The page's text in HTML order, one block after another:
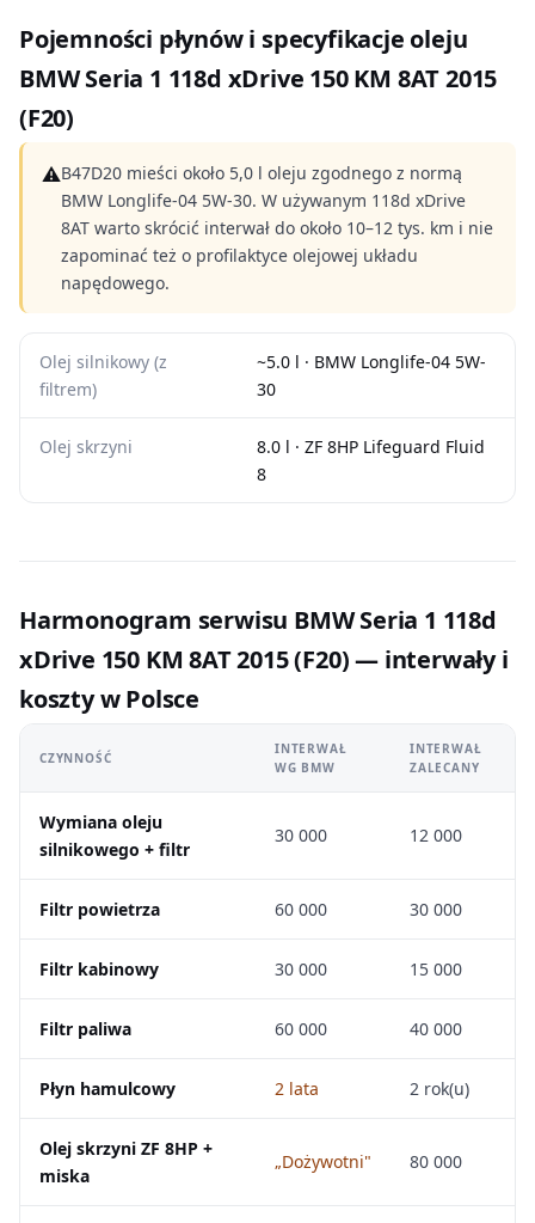
Pojemności płynów i specyfikacje oleju
BMW Seria 1 118d xDrive 150 KM 8AT 2015
(F20)
⚠B47D20 mieści około 5,0 l oleju zgodnego z normą
BMW Longlife-04 5W-30. W używanym 118d xDrive
8AT warto skrócić interwał do około 10–12 tys. km i nie
zapominać też o profilaktyce olejowej układu
napędowego.
Olej silnikowy (z
filtrem)
~5.0 l · BMW Longlife-04 5W-
30
Olej skrzyni
8.0 l · ZF 8HP Lifeguard Fluid
8
Harmonogram serwisu BMW Seria 1 118d
xDrive 150 KM 8AT 2015 (F20) — interwały i
koszty w Polsce
CZYNNOŚĆ
INTERWAŁ
WG BMW
INTERWAŁ
ZALECANY
Wymiana oleju
silnikowego + filtr
30 000 12 000
Filtr powietrza 60 000 30 000
Filtr kabinowy 30 000 15 000
Filtr paliwa 60 000 40 000
Płyn hamulcowy 2 lata 2 rok(u)
Olej skrzyni ZF 8HP +
miska
„Dożywotni" 80 000